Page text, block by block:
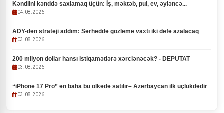
Kəndlini kənddə saxlamaq üçün: İş, məktəb, pul, ev, əyləncə...
04.08.2026
ADY-dən strateji addım: Sərhəddə gözləmə vaxtı iki dəfə azalacaq
03.08.2026
200 milyon dollar hansı istiqamətlərə xərclənəcək? - DEPUTAT
03.08.2026
“iPhone 17 Pro” ən baha bu ölkədə satılır– Azərbaycan ilk üçlükdədir
03.08.2026